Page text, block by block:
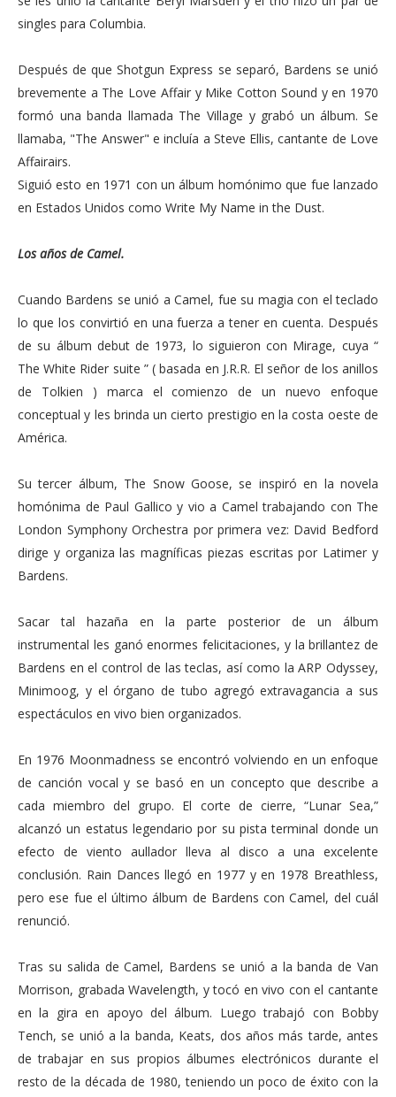
singles para Columbia.
Después de que Shotgun Express se separó, Bardens se unió
brevemente a The Love Affair y Mike Cotton Sound y en 1970
formó una banda llamada The Village y grabó un álbum. Se
llamaba, "The Answer" e incluía a Steve Ellis, cantante de Love
Affairairs.
Siguió esto en 1971 con un álbum homónimo que fue lanzado
en Estados Unidos como Write My Name in the Dust.
Los años de Camel.
Cuando Bardens se unió a Camel, fue su magia con el teclado
lo que los convirtió en una fuerza a tener en cuenta. Después
de su álbum debut de 1973, lo siguieron con Mirage, cuya “
The White Rider suite ” ( basada en J.R.R. El señor de los anillos
de Tolkien ) marca el comienzo de un nuevo enfoque
conceptual y les brinda un cierto prestigio en la costa oeste de
América.
Su tercer álbum, The Snow Goose, se inspiró en la novela
homónima de Paul Gallico y vio a Camel trabajando con The
London Symphony Orchestra por primera vez: David Bedford
dirige y organiza las magníficas piezas escritas por Latimer y
Bardens.
Sacar tal hazaña en la parte posterior de un álbum
instrumental les ganó enormes felicitaciones, y la brillantez de
Bardens en el control de las teclas, así como la ARP Odyssey,
Minimoog, y el órgano de tubo agregó extravagancia a sus
espectáculos en vivo bien organizados.
En 1976 Moonmadness se encontró volviendo en un enfoque
de canción vocal y se basó en un concepto que describe a
cada miembro del grupo. El corte de cierre, “Lunar Sea,”
alcanzó un estatus legendario por su pista terminal donde un
efecto de viento aullador lleva al disco a una excelente
conclusión. Rain Dances llegó en 1977 y en 1978 Breathless,
pero ese fue el último álbum de Bardens con Camel, del cuál
renunció.
Tras su salida de Camel, Bardens se unió a la banda de Van
Morrison, grabada Wavelength, y tocó en vivo con el cantante
en la gira en apoyo del álbum. Luego trabajó con Bobby
Tench, se unió a la banda, Keats, dos años más tarde, antes
de trabajar en sus propios álbumes electrónicos durante el
resto de la década de 1980, teniendo un poco de éxito con la